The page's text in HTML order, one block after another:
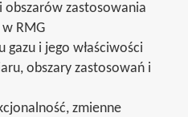
obszarów zastosowania
RMG
gazu i jego właściwości
obszary zastosowań i
zmienne